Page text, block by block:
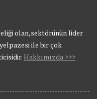
olan,sektörünün lider
ile bir çok
Hakkımızda >>>